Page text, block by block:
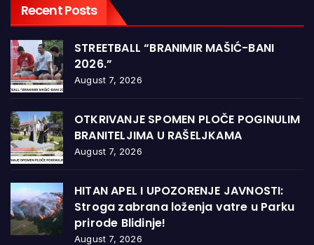
Recent Posts
STREETBALL “BRANIMIR MAŠIĆ-BANI
2026.”
August 7, 2026
OTKRIVANJE SPOMEN PLOČE POGINULIM
BRANITELJIMA U RAŠELJKAMA
August 7, 2026
HITAN APEL I UPOZORENJE JAVNOSTI:
Stroga zabrana loženja vatre u Parku
prirode Blidinje!
August 7, 2026